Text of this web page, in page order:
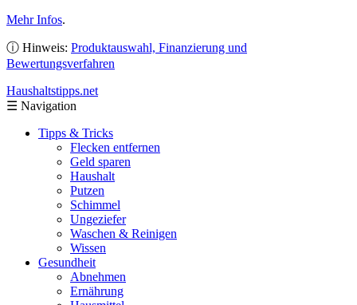
Mehr Infos.
ⓘ Hinweis: Produktauswahl, Finanzierung und
Bewertungsverfahren
Haushaltstipps.net
☰ Navigation
Tipps & Tricks
Flecken entfernen
Geld sparen
Haushalt
Putzen
Schimmel
Ungeziefer
Waschen & Reinigen
Wissen
Gesundheit
Abnehmen
Ernährung